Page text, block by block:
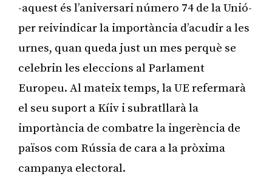
-aquest és l’aniversari número 74 de la Unió-
per reivindicar la importància d’acudir a les
urnes, quan queda just un mes perquè se
celebrin les eleccions al Parlament
Europeu. Al mateix temps, la UE refermarà
el seu suport a Kíiv i subratllarà la
importància de combatre la ingerència de
països com Rússia de cara a la pròxima
campanya electoral.